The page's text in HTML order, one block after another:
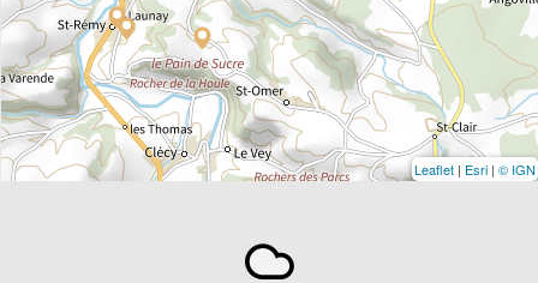
Leaflet | Esri | © IGN